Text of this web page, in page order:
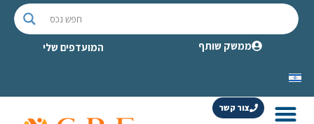
ממשק שותף המועדפים שלי
צור קשר